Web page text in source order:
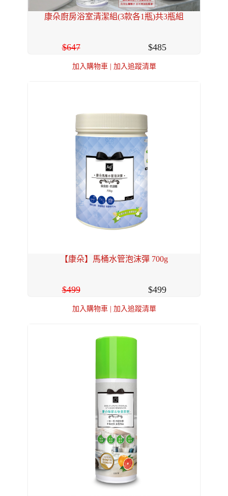
康朵廚房浴室清潔組(3款各1瓶)共3瓶組
647 485
加入購物車 | 加入追蹤清單
【康朵】馬桶水管泡沫彈 700g
499 499
加入購物車 | 加入追蹤清單